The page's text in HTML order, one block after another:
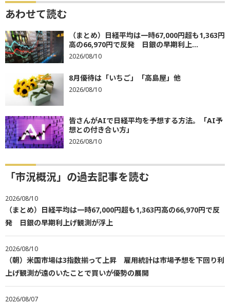
あわせて読む
（まとめ）日経平均は一時67,000円超も1,363円
高の66,970円で反発 日銀の早期利上...
2026/08/10
8月優待は「いちご」「高島屋」他
2026/08/10
皆さんがAIで日経平均を予想する方法。「AI予
想との付き合い方」
2026/08/10
「市況概況」の過去記事を読む
2026/08/10
（まとめ）日経平均は一時67,000円超も1,363円高の66,970円で反
発 日銀の早期利上げ観測が浮上
2026/08/10
（朝）米国市場は3指数揃って上昇 雇用統計は市場予想を下回り利
上げ観測が遠のいたことで買いが優勢の展開
2026/08/07